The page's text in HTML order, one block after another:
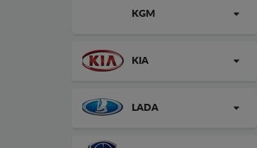
KGM
KIA
LADA